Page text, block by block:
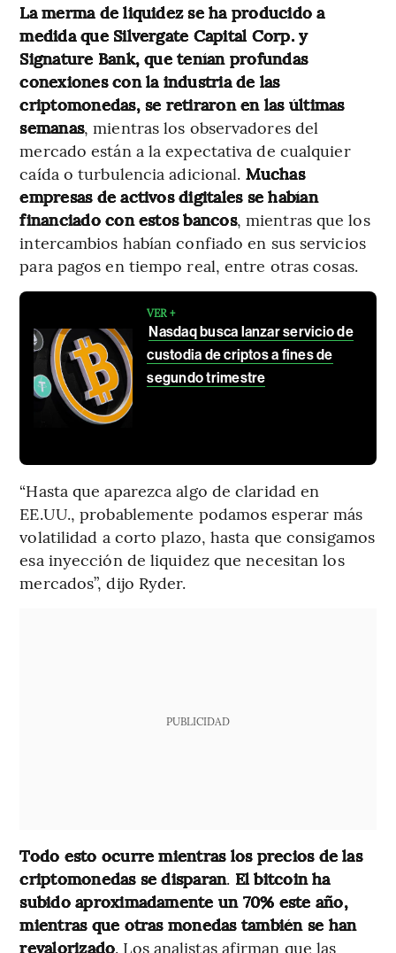
La merma de liquidez se ha producido a
medida que Silvergate Capital Corp. y
Signature Bank, que tenían profundas
conexiones con la industria de las
criptomonedas, se retiraron en las últimas
semanas, mientras los observadores del
mercado están a la expectativa de cualquier
caída o turbulencia adicional. Muchas
empresas de activos digitales se habían
financiado con estos bancos, mientras que los
intercambios habían confiado en sus servicios
para pagos en tiempo real, entre otras cosas.
VER +
Nasdaq busca lanzar servicio de
custodia de criptos a fines de
segundo trimestre
“Hasta que aparezca algo de claridad en
EE.UU., probablemente podamos esperar más
volatilidad a corto plazo, hasta que consigamos
esa inyección de liquidez que necesitan los
mercados”, dijo Ryder.
PUBLICIDAD
Todo esto ocurre mientras los precios de las
criptomonedas se disparan. El bitcoin ha
subido aproximadamente un 70% este año,
mientras que otras monedas también se han
revalorizado. Los analistas afirman que las